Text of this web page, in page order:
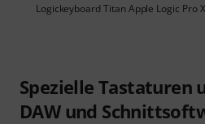
Logickeyboard Titan Apple Logic Pro
Spezielle Tastaturen
DAW und